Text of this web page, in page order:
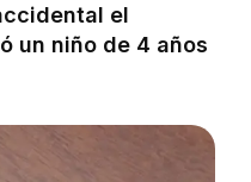
el
un niño de 4 años